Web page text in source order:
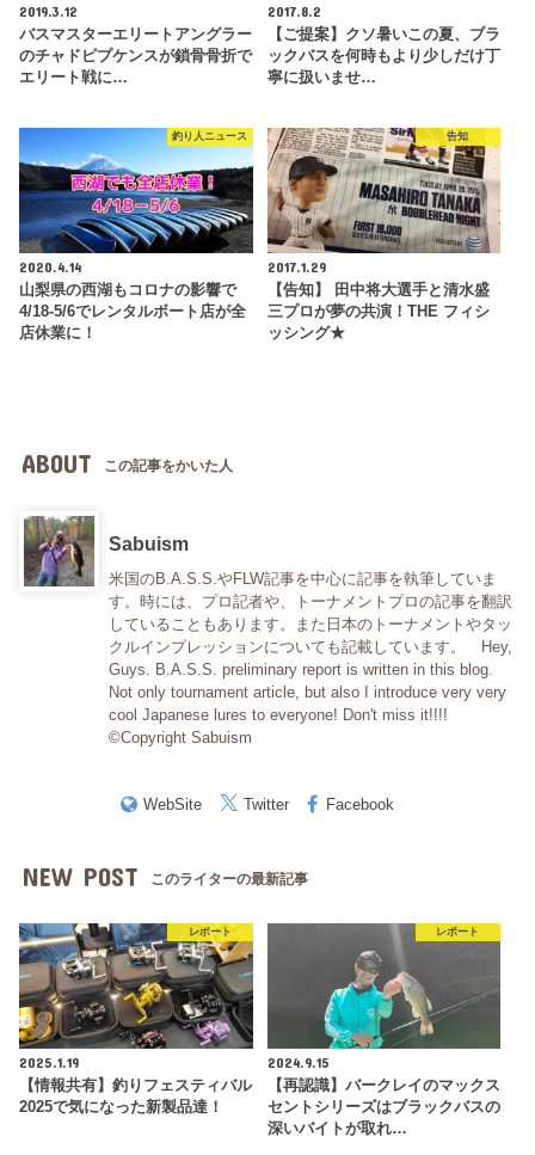
2019.3.12
バスマスターエリートアングラー
のチャドピプケンスが鎖骨骨折で
エリート戦に…
2017.8.2
【ご提案】クソ暑いこの夏、ブラ
ックバスを何時もより少しだけ丁
寧に扱いませ…
釣り人ニュース
2020.4.14
山梨県の西湖もコロナの影響で
4/18-5/6でレンタルボート店が全
店休業に！
告知
2017.1.29
【告知】 田中将大選手と清水盛
三プロが夢の共演！THE フィシ
ッシング★
ABOUT この記事をかいた人
Sabuism
米国のB.A.S.S.やFLW記事を中心に記事を執筆していま
す。時には、プロ記者や、トーナメントプロの記事を翻訳
していることもあります。また日本のトーナメントやタッ
クルインプレッションについても記載しています。 Hey,
Guys. B.A.S.S. preliminary report is written in this blog.
Not only tournament article, but also I introduce very very
cool Japanese lures to everyone! Don't miss it!!!!
©Copyright Sabuism
WebSite Twitter Facebook
NEW POST このライターの最新記事
レポート
2025.1.19
【情報共有】釣りフェスティバル
2025で気になった新製品達！
レポート
2024.9.15
【再認識】バークレイのマックス
セントシリーズはブラックバスの
深いバイトが取れ…